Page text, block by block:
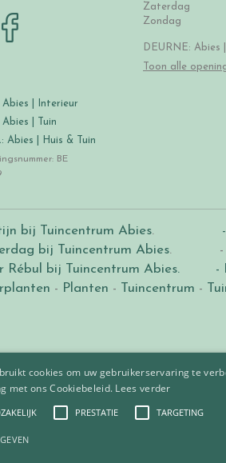
Abies | Interieur
| Tuin
Abies | Huis & Tuin
BE
Zaterdag
Zondag
DEURNE: Abies
Toon alle
bij Tuincentrum Abies.
bij Tuincentrum Abies. -
Rébul bij Tuincentrum Abies.
-
- Planten - Tuincentrum -
cookies om uw gebruikerservaring te
met ons Cookiebeleid. Lees verder
PRESTATIE TARGETING